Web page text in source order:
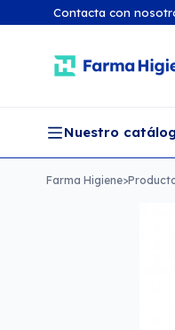
Contacta con
Nuestro
Farma Higiene>